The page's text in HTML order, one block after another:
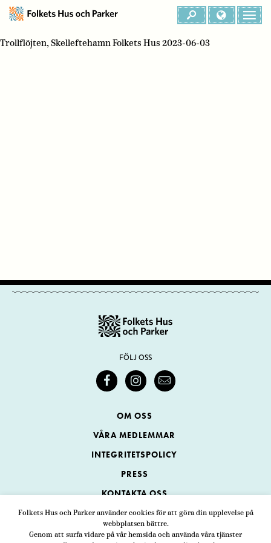
Folkets Hus och Parker använder cookies för att göra din upplevelse på
webbplatsen bättre.
Genom att surfa vidare på vår hemsida och använda våra tjänster
Trollflöjten, Skelleftehamn Folkets Hus 2023-06-03
FÖLJ OSS
OM OSS
VÅRA MEDLEMMAR
INTEGRITETSPOLICY
PRESS
KONTAKTA OSS
Folkets Hus och Parker